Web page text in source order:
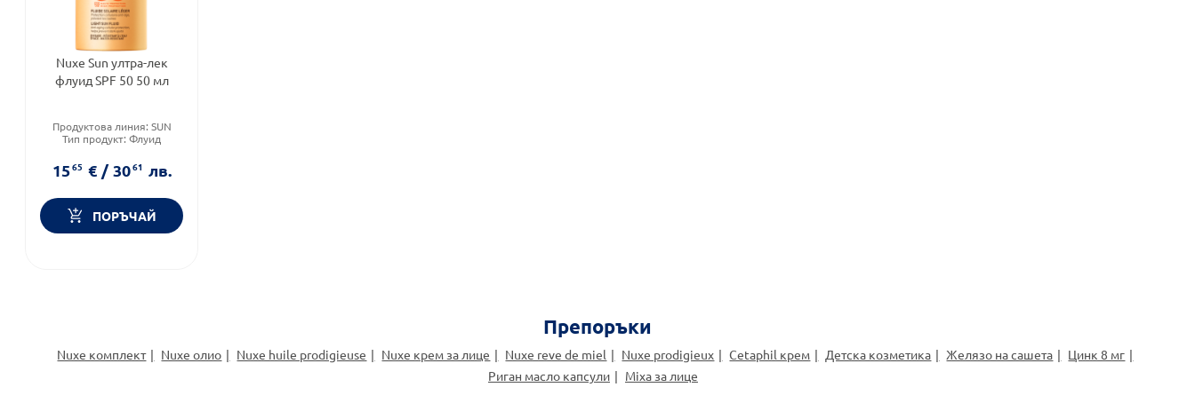
Nuxe Sun ултра-лек
флуид SPF 50 50 мл
Продуктова линия: SUN
Тип продукт:Флуид
1565 € / 3061 лв.
ПОРЪЧАЙ
Препоръки
Nuxe комплект Nuxe олио Nuxe huile prodigieuse Nuxe крем за лице Nuxe reve de miel Nuxe prodigieux Cetaphil крем Детска козметика Желязо на сашета
Цинк 8 мг
Риган масло капсули
Mixa за лице